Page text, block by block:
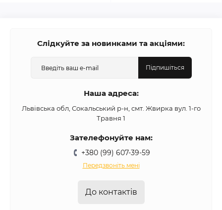
Слідкуйте за новинками та акціями:
Підпишіться
Наша адреса:
Львівська обл, Сокальський р-н, смт. Жвирка вул. 1-го
Травня 1
Зателефонуйте нам:
+380 (99) 607-39-59
Передзвоніть мені
До контактів